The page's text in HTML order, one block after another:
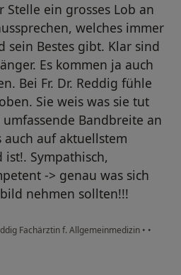
Stelle ein grosses Lob an
welches immer
Bestes gibt. Klar sind
Es kommen ja auch
Bei Fr. Dr. Reddig fühle
Sie weis was sie tut
Bandbreite an
auch auf aktuellstem
ist!. Sympathisch,
-> genau was sich
nehmen sollten!!!
Fachärztin f. Allgemeinmedizin • •